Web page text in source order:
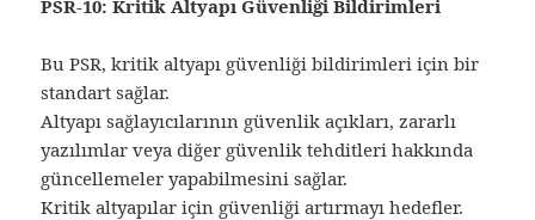
PSR-10: Kritik Altyapı Güvenliği Bildirimleri
Bu PSR, kritik altyapı güvenliği bildirimleri için bir
standart sağlar.
Altyapı sağlayıcılarının güvenlik açıkları, zararlı
yazılımlar veya diğer güvenlik tehditleri hakkında
güncellemeler yapabilmesini sağlar.
Kritik altyapılar için güvenliği artırmayı hedefler.